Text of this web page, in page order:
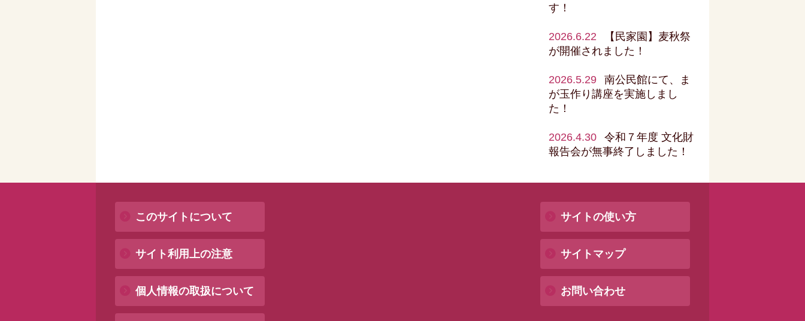
す！
2026.6.22
【民家園】麦秋祭
が開催されました！
2026.5.29
南公民館にて、ま
が玉作り講座を実施しまし
た！
2026.4.30
令和７年度 文化財
報告会が無事終了しました！
このサイトについて
サイト利用上の注意
個人情報の取扱について
サイトの使い方
サイトマップ
お問い合わせ